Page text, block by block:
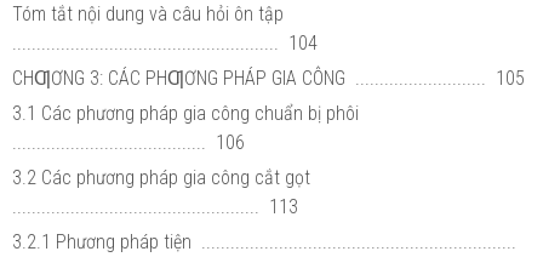
Tóm tắt nội dung và câu hỏi ôn tập
....................................................... 104
CHƢƠNG 3: CÁC PHƢƠNG PHÁP GIA CÔNG ........................... 105
3.1 Các phương pháp gia công chuẩn bị phôi
........................................ 106
3.2 Các phương pháp gia công cắt gọt
................................................... 113
3.2.1 Phương pháp tiện .................................................................